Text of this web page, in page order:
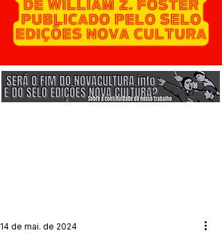
14 de mai. de 2024